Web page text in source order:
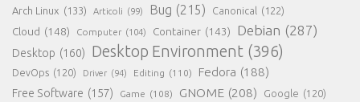
Arch Linux (133) Articoli (99) Bug (215) Canonical (122)
Cloud (148) Computer (104) Container (143) Debian (287)
Desktop (160) Desktop Environment (396)
DevOps (120) Driver (94) Editing (110) Fedora (188)
Free Software (157) Game (108) GNOME (208) Google (120)